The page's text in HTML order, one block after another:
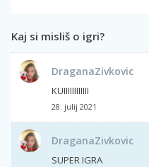
Kaj si misliš o igri?
DraganaZivkovic
KUIIIIIIIIIIII
28. julij 2021
DraganaZivkovic
SUPER IGRA